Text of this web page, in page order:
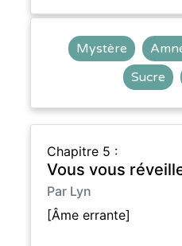
Mystère
Sucre
Chapitre 5 :
Vous vous
Par Lyn
[Âme errante]